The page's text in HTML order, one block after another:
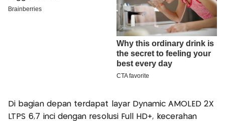
Di bagian depan terdapat layar Dynamic AMOLED 2X
LTPS 6,7 inci dengan resolusi Full HD+, kecerahan